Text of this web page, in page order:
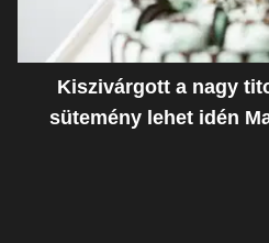
Kiszivárgott a nagy
sütemény lehet idén